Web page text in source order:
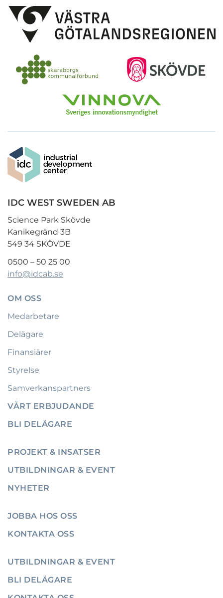
IDC WEST SWEDEN AB
Science Park Skövde
Kanikegränd 3B
549 34 SKÖVDE
0500 – 50 25 00
info@idcab.se
OM OSS
Medarbetare
Delägare
Finansiärer
Styrelse
Samverkanspartners
VÅRT ERBJUDANDE
BLI DELÄGARE
PROJEKT & INSATSER
UTBILDNINGAR & EVENT
NYHETER
JOBBA HOS OSS
KONTAKTA OSS
UTBILDNINGAR & EVENT
BLI DELÄGARE